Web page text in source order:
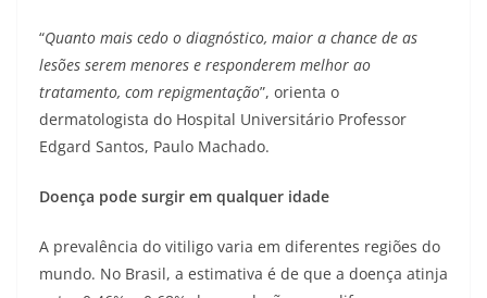
“Quanto mais cedo o diagnóstico, maior a chance de as
lesões serem menores e responderem melhor ao
tratamento, com repigmentação”, orienta o
dermatologista do Hospital Universitário Professor
Edgard Santos, Paulo Machado.
Doença pode surgir em qualquer idade
A prevalência do vitiligo varia em diferentes regiões do
mundo. No Brasil, a estimativa é de que a doença atinja